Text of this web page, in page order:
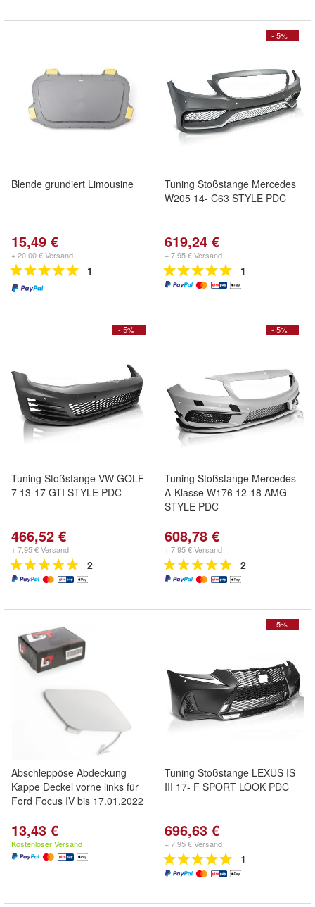
Blende grundiert Limousine
15,49 €
+ 20,00 € Versand
1
- 5%
Tuning Stoßstange Mercedes
W205 14- C63 STYLE PDC
619,24 €
+ 7,95 € Versand
1
- 5%
Tuning Stoßstange VW GOLF
7 13-17 GTI STYLE PDC
466,52 €
+ 7,95 € Versand
2
- 5%
Tuning Stoßstange Mercedes
A-Klasse W176 12-18 AMG
STYLE PDC
608,78 €
+ 7,95 € Versand
2
Abschleppöse Abdeckung
Kappe Deckel vorne links für
Ford Focus IV bis 17.01.2022
13,43 €
Kostenloser Versand
- 5%
Tuning Stoßstange LEXUS IS
III 17- F SPORT LOOK PDC
696,63 €
+ 7,95 € Versand
1